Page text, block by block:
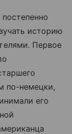
историю
Первое
по-немецки,
его